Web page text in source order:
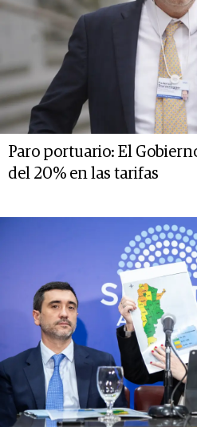
Paro portuario: El
del 20% en las tarifas